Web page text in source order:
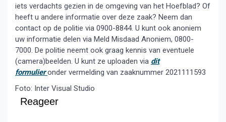
iets verdachts gezien in de omgeving van het Hoefblad? Of
heeft u andere informatie over deze zaak? Neem dan
contact op de politie via 0900-8844. U kunt ook anoniem
uw informatie delen via Meld Misdaad Anoniem, 0800-
7000. De politie neemt ook graag kennis van eventuele
(camera)beelden. U kunt ze uploaden via dit
formulieronder vermelding van zaaknummer 2021111593
Foto: Inter Visual Studio
Reageer